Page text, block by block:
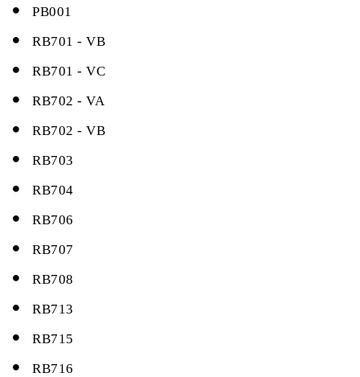
PB001
RB701 - VB
RB701 - VC
RB702 - VA
RB702 - VB
RB703
RB704
RB706
RB707
RB708
RB713
RB715
RB716